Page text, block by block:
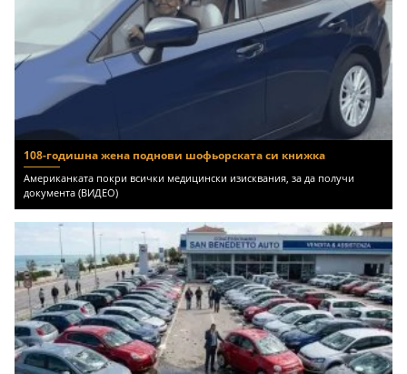
108-годишна жена поднови шофьорската си книжка
Американката покри всички медицински изисквания, за да получи
документа (ВИДЕО)